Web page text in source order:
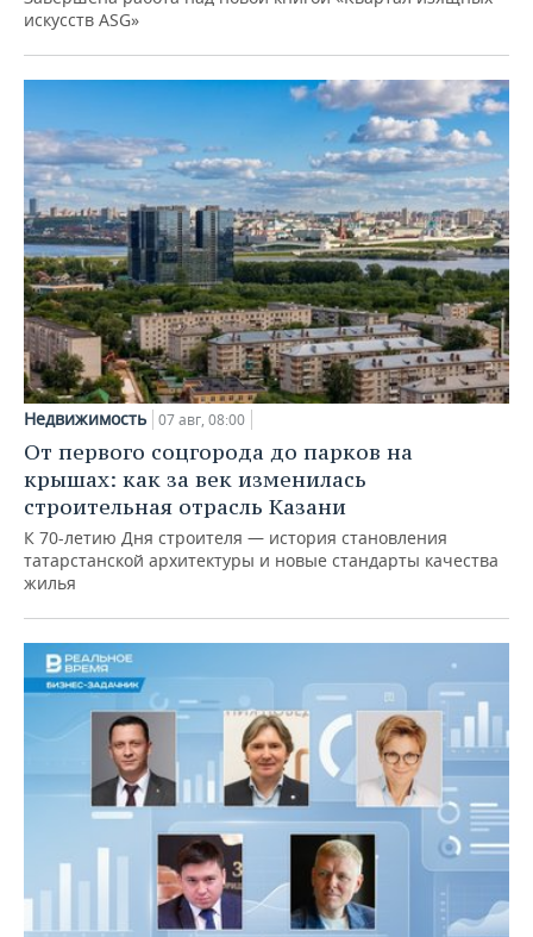
искусств ASG»
Недвижимость 07 авг, 08:00
От первого соцгорода до парков на
крышах: как за век изменилась
строительная отрасль Казани
К 70-летию Дня строителя — история становления
татарстанской архитектуры и новые стандарты качества
жилья